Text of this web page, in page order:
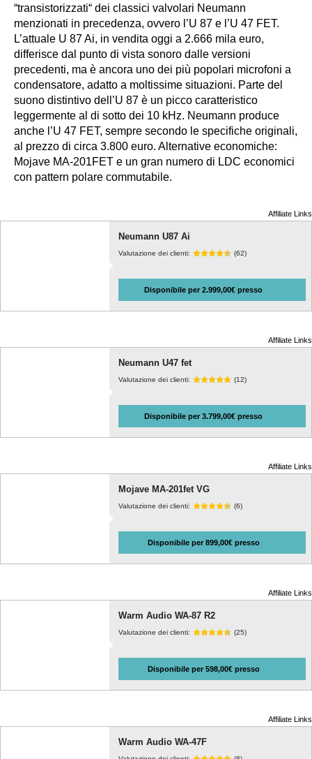
“transistorizzati“ dei classici valvolari Neumann
menzionati in precedenza, ovvero l’U 87 e l’U 47 FET.
L’attuale U 87 Ai, in vendita oggi a 2.666 mila euro,
differisce dal punto di vista sonoro dalle versioni
precedenti, ma è ancora uno dei più popolari microfoni a
condensatore, adatto a moltissime situazioni. Parte del
suono distintivo dell’U 87 è un picco caratteristico
leggermente al di sotto dei 10 kHz. Neumann produce
anche l’U 47 FET, sempre secondo le specifiche originali,
al prezzo di circa 3.800 euro. Alternative economiche:
Mojave MA-201FET e un gran numero di LDC economici
con pattern polare commutabile.
Affiliate Links
Neumann U87 Ai
Valutazione dei clienti: (62)
Disponibile per 2.999,00€ presso
Affiliate Links
Neumann U47 fet
Valutazione dei clienti: (12)
Disponibile per 3.799,00€ presso
Affiliate Links
Mojave MA-201fet VG
Valutazione dei clienti: (6)
Disponibile per 899,00€ presso
Affiliate Links
Warm Audio WA-87 R2
Valutazione dei clienti: (25)
Disponibile per 598,00€ presso
Affiliate Links
Warm Audio WA-47F